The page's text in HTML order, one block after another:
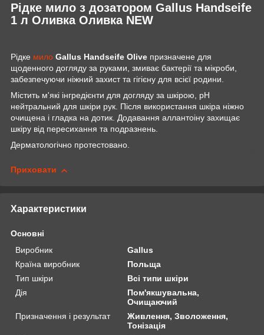
Рідке мило з дозатором Gallus Handseife
1 л Оливка Оливка NEW
Рідке мило Gallus Handseife Olive призначене для
щоденного догляду за руками, змиває бактерії та мікроби,
забезпечуючи ніжний захист та гігієну для всієї родини.
Містить м'які інгредієнти для догляду за шкірою, pH
нейтральний для шкіри рук. Після використання шкіра ніжно
очищена і гладка на дотик. Додавання аллантоіну захищає
шкіру від пересихання та подразнень.
Дерматологічно протестовано.
Приховати
Характеристики
Основні
Виробник
Gallus
Країна виробник
Польща
Тип шкіри
Всі типи шкіри
Дія
Пом'якшувальна,
Очищаючий
Призначення і результат
Живлення, Зволоження,
Тонізація